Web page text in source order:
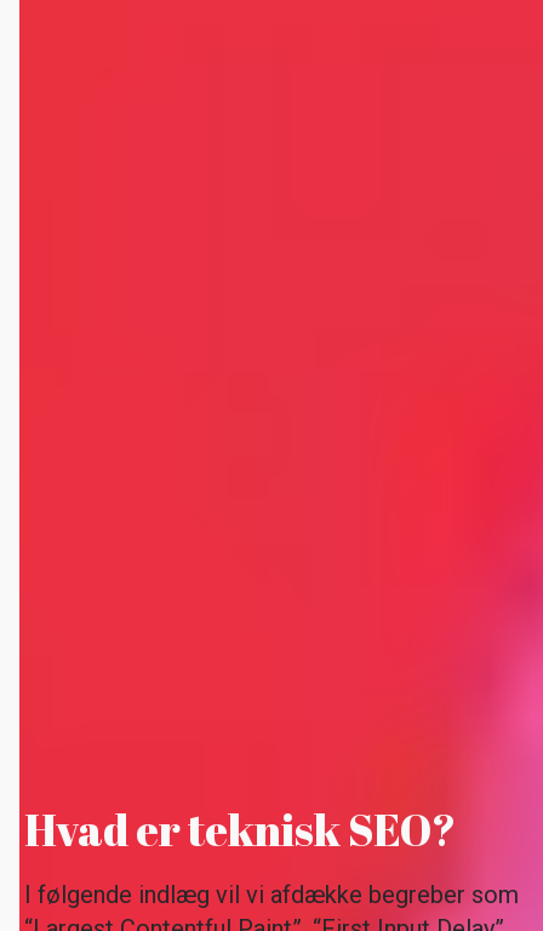
Hvad er teknisk SEO?
I følgende indlæg vil vi afdække begreber som